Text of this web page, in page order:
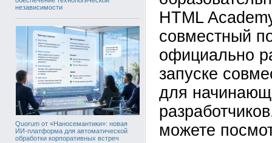
независимости
Quorum от «Наносемантики»: новая
ИИ-платформа для автоматической
обработки корпоративных встреч
HTML
совместный
официально
запуске
для
можете